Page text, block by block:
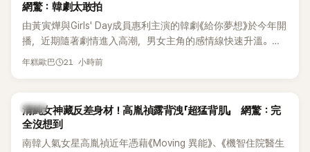
網驚：韓劇太敢拍
由黃寅燁與Girls' Day成員惠利主演的韓劇《給你夢想》於今年開
播，近期隨著劇情進入高潮，男女主角的感情線快速升溫。最
新播出的第8集不僅上演火辣吻戲，更接連出現床戲橋段，讓
年糕歐巴 21 小時前
韓星
清純女神藏反差身材！高胤禎露背洩「超猛背肌」 網驚：完
全沒想到
南韓人氣女星高胤禎近年憑藉《Moving 異能》、《機智住院醫生